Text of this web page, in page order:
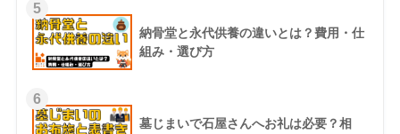
5
納骨堂と永代供養の違いとは？費用・仕
組み・選び方
6
墓じまいで石屋さんへお礼は必要？相